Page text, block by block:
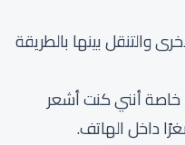
والتنقل بينها بالطريقة
خاصة أنني كنت أشعر
داخل الهاتف.